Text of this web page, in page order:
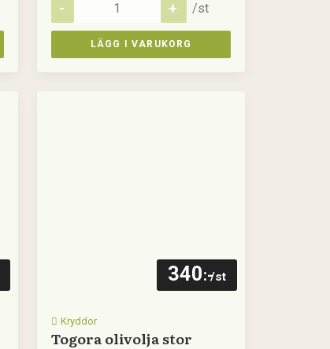
/st
LÄGG I VARUKORG
340:-/st
Kryddor
Togora olivolja stor